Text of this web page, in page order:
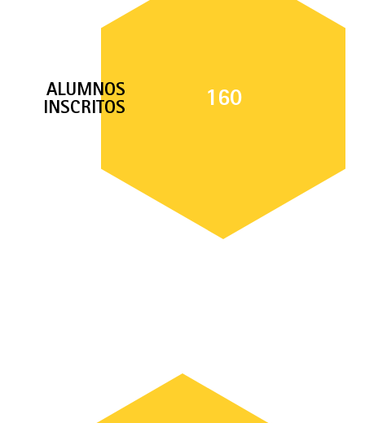
160
ALUMNOS
INSCRITOS